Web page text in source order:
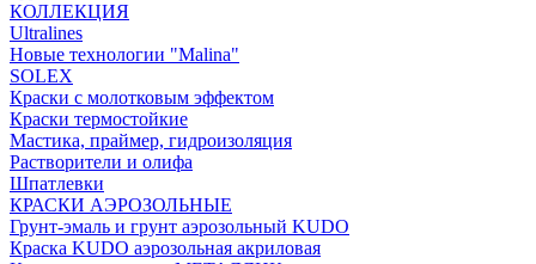
КОЛЛЕКЦИЯ
Ultralines
Новые технологии "Malina"
SOLEX
Краски с молотковым эффектом
Краски термостойкие
Мастика, праймер, гидроизоляция
Растворители и олифа
Шпатлевки
КРАСКИ АЭРОЗОЛЬНЫЕ
Грунт-эмаль и грунт аэрозольный KUDO
Краска KUDO аэрозольная акриловая